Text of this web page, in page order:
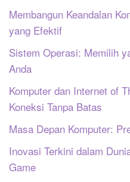
Membangun Keandalan
yang Efektif
Sistem Operasi: Memilih
Anda
Komputer dan Internet of
Koneksi Tanpa Batas
Masa Depan Komputer:
Inovasi Terkini dalam
Game